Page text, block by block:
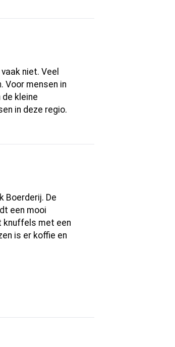
niet. Veel
Voor mensen in
de kleine
in deze regio.
Boerderij. De
een mooi
knuffels met een
is er koffie en